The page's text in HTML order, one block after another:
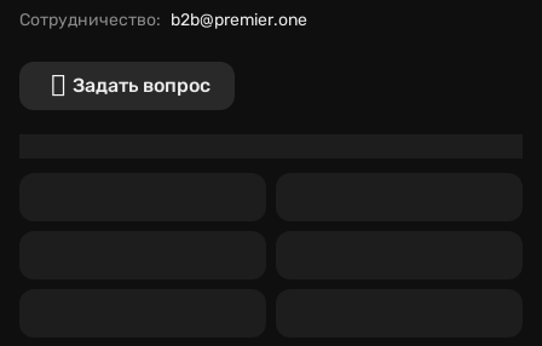
Сотрудничество: b2b@premier.one
Задать вопрос